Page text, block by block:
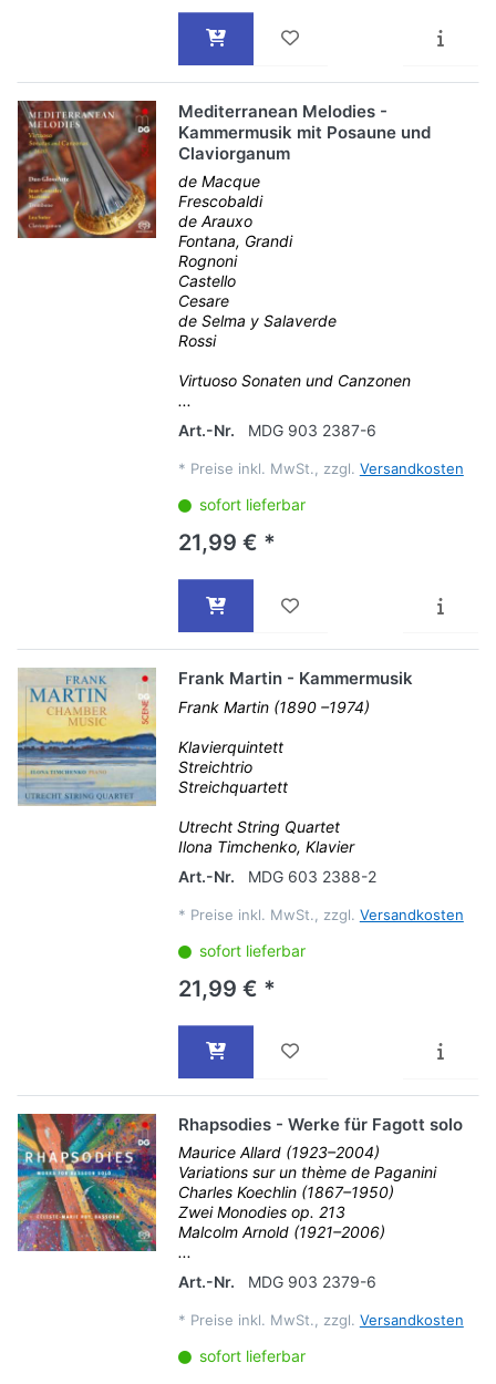
Mediterranean Melodies -
Kammermusik mit Posaune und
Claviorganum
de Macque
Frescobaldi
de Arauxo
Fontana, Grandi
Rognoni
Castello
Cesare
de Selma y Salaverde
Rossi
Virtuoso Sonaten und Canzonen
...
Art.-Nr.
MDG 903 2387-6
* Preise inkl. MwSt., zzgl. Versandkosten
sofort lieferbar
21,99 € *
Frank Martin - Kammermusik
Frank Martin (1890 –1974)
Klavierquintett
Streichtrio
Streichquartett
Utrecht String Quartet
Ilona Timchenko, Klavier
Art.-Nr.
MDG 603 2388-2
* Preise inkl. MwSt., zzgl. Versandkosten
sofort lieferbar
21,99 € *
Rhapsodies - Werke für Fagott solo
Maurice Allard (1923–2004)
Variations sur un thème de Paganini
Charles Koechlin (1867–1950)
Zwei Monodies op. 213
Malcolm Arnold (1921–2006)
...
Art.-Nr.
MDG 903 2379-6
* Preise inkl. MwSt., zzgl. Versandkosten
sofort lieferbar